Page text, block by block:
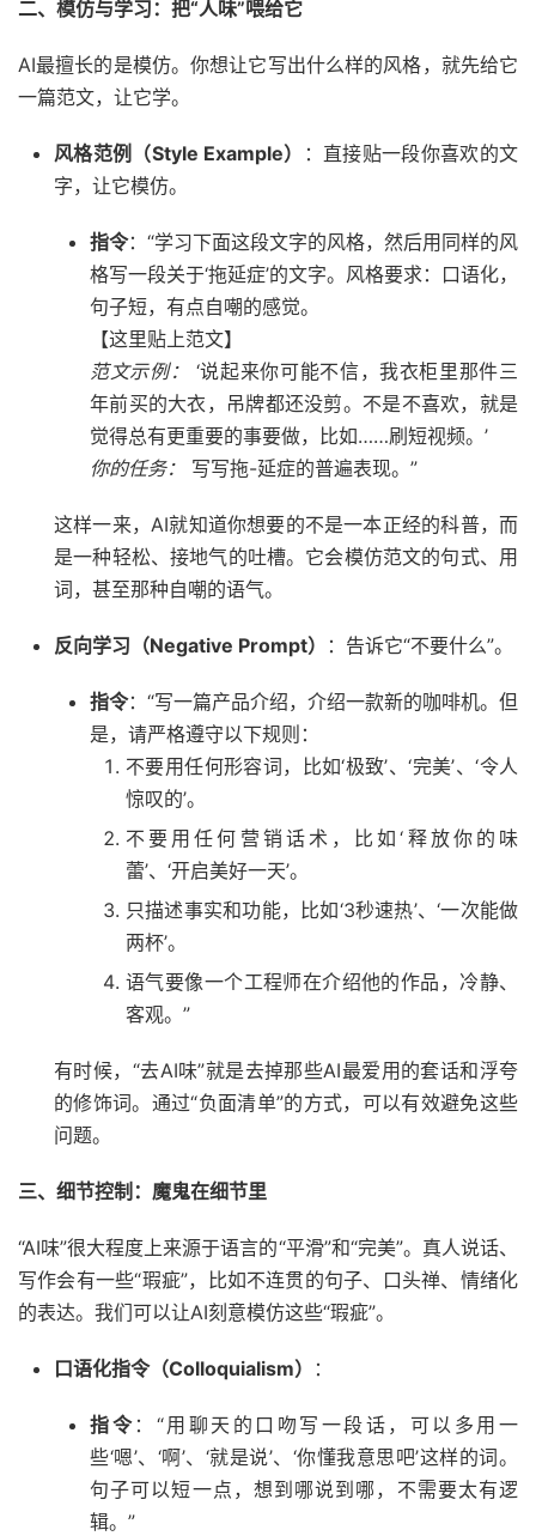
二、模仿与学习：把“人味”喂给它
AI最擅长的是模仿。你想让它写出什么样的风格，就先给它
一篇范文，让它学。
风格范例（Style Example）
：直接贴一段你喜欢的文
字，让它模仿。
指令：“学习下面这段文字的风格，然后用同样的风
格写一段关于‘拖延症’的文字。风格要求：口语化，
句子短，有点自嘲的感觉。
【这里贴上范文】
范文示例：
‘说起来你可能不信，我衣柜里那件三
年前买的大衣，吊牌都还没剪。不是不喜欢，就是
觉得总有更重要的事要做，比如……刷短视频。’
你的任务：
写写拖-延症的普遍表现。”
这样一来，AI就知道你想要的不是一本正经的科普，而
是一种轻松、接地气的吐槽。它会模仿范文的句式、用
词，甚至那种自嘲的语气。
反向学习（Negative Prompt） ：告诉它“不要什么”。
指令：“写一篇产品介绍，介绍一款新的咖啡机。但
是，请严格遵守以下规则：
不要用任何形容词，比如‘极致’、‘完美’、‘令人
惊叹的’。
不要用任何营销话术，比如‘释放你的味
蕾’、‘开启美好一天’。
只描述事实和功能，比如‘3秒速热’、‘一次能做
两杯’。
语气要像一个工程师在介绍他的作品，冷静、
客观。”
有时候，“去AI味”就是去掉那些AI最爱用的套话和浮夸
的修饰词。通过“负面清单”的方式，可以有效避免这些
问题。
三、细节控制：魔鬼在细节里
“AI味”很大程度上来源于语言的“平滑”和“完美”。真人说话、
写作会有一些“瑕疵”，比如不连贯的句子、口头禅、情绪化
的表达。我们可以让AI刻意模仿这些“瑕疵”。
口语化指令（Colloquialism） ：
指令 ：“用聊天的口吻写一段话，可以多用一
些‘嗯’、‘啊’、‘就是说’、‘你懂我意思吧’这样的词。
句子可以短一点，想到哪说到哪，不需要太有逻
辑。”